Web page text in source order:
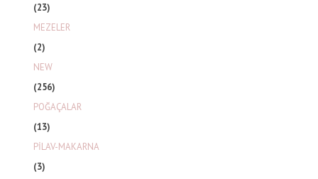
(23)
MEZELER
(2)
NEW
(256)
POĞAÇALAR
(13)
PİLAV-MAKARNA
(3)